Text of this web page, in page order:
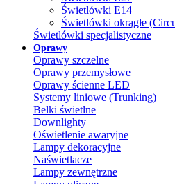
Świetlówki E14
Świetlówki okrągłe
Świetlówki specjalistyczne
Oprawy
Oprawy szczelne
Oprawy przemysłowe
Oprawy ścienne LED
Systemy liniowe (Trunking)
Belki świetlne
Downlighty
Oświetlenie awaryjne
Lampy dekoracyjne
Naświetlacze
Lampy zewnętrzne